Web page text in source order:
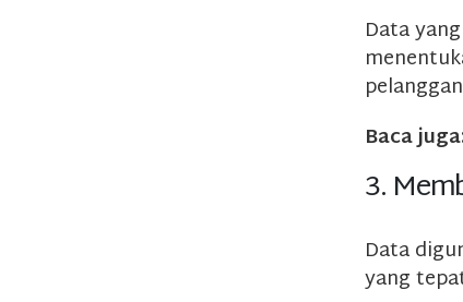
Data
Baca
3.
Data
yang